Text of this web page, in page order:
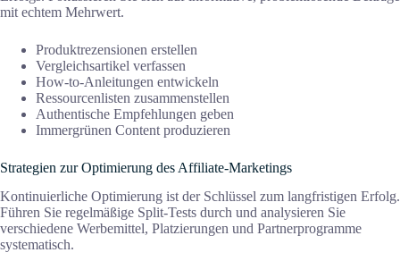
mit echtem Mehrwert.
Produktrezensionen erstellen
Vergleichsartikel verfassen
How-to-Anleitungen entwickeln
Ressourcenlisten zusammenstellen
Authentische Empfehlungen geben
Immergrünen Content produzieren
Strategien zur Optimierung des Affiliate-Marketings
Kontinuierliche Optimierung ist der Schlüssel zum langfristigen Erfolg.
Führen Sie regelmäßige Split-Tests durch und analysieren Sie
verschiedene Werbemittel, Platzierungen und Partnerprogramme
systematisch.